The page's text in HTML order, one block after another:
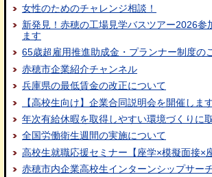
女性のためのチャレンジ相談！
新発見！赤穂の工場見学バスツアー2026参
ます
65歳超雇用推進助成金・プランナー制度の
赤穂市企業紹介チャンネル
兵庫県の最低賃金の改正について
【高校生向け】企業合同説明会を開催しま
年次有給休暇を取得しやすい環境づくりに
全国労働衛生週間の実施について
高校生就職応援セミナー【座学×模擬面接×
赤穂市内企業高校生インターンシップサー